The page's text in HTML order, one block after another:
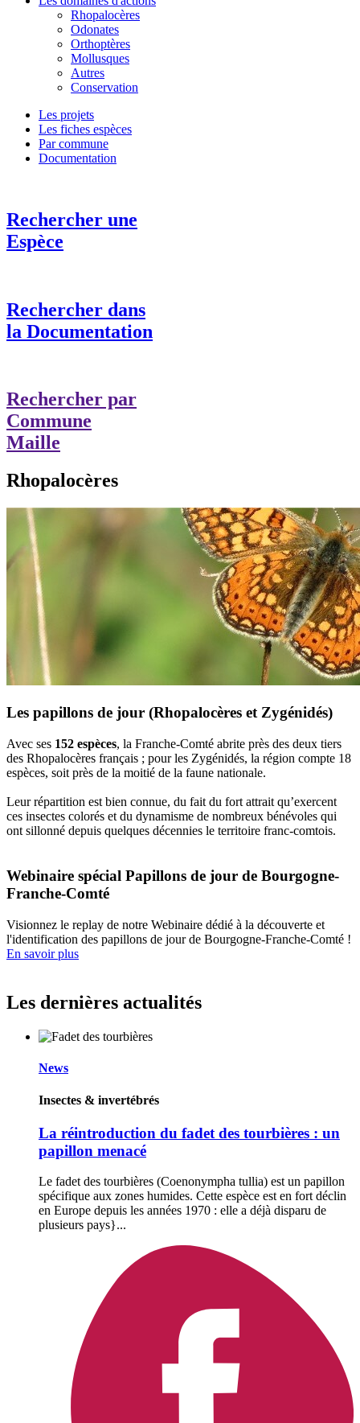
Rhopalocères
Odonates
Orthoptères
Mollusques
Autres
Conservation
Les projets
Les fiches espèces
Par commune
Documentation
Rechercher une
Espèce
Rechercher dans
la Documentation
Rechercher par
Commune
Maille
Rhopalocères
Les papillons de jour (Rhopalocères et Zygénidés)
Avec ses 152 espèces, la Franche-Comté abrite près des deux tiers
des Rhopalocères français ; pour les Zygénidés, la région compte 18
espèces, soit près de la moitié de la faune nationale.
Leur répartition est bien connue, du fait du fort attrait qu’exercent
ces insectes colorés et du dynamisme de nombreux bénévoles qui
ont sillonné depuis quelques décennies le territoire franc-comtois.
Webinaire spécial Papillons de jour de Bourgogne-
Franche-Comté
Visionnez le replay de notre Webinaire dédié à la découverte et
l'identification des papillons de jour de Bourgogne-Franche-Comté !
En savoir plus
Les dernières actualités
News
Insectes & invertébrés
La réintroduction du fadet des tourbières : un
papillon menacé
Le fadet des tourbières (Coenonympha tullia) est un papillon
spécifique aux zones humides. Cette espèce est en fort déclin
en Europe depuis les années 1970 : elle a déjà disparu de
plusieurs pays}...